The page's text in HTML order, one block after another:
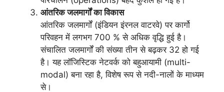
आंतरिक जलमार्गों का विकास
आंतरिक जलमार्गों (इंडियन इंरनल वाटरवे) पर कार्गो
परिवहन में लगभग 700 % से अधिक वृद्धि हुई है।
संचालित जलमार्गों की संख्या तीन से बढ़कर 32 हो गई
है। यह लॉजिस्टिक नेटवर्क को बहुआयामी (multi-
modal) बना रहा है, विशेष रूप से नदी-नालों के माध्यम
से।